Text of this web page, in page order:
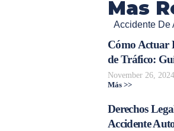
Mas
Accidente De
Cómo Actuar
de Tráfico:
November 26, 2024
Más >>
Derechos
Accidente